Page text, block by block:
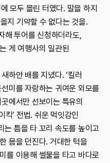
모두 몰린 터였다. 말을 하지
지 기약할 수 없다는 것을.
해 투어를 신청하더라도,
게 여행사의 일관된
하얀 배를 지녔다. ‘킬러
미를 자랑하는 귀여운 외모를
에서만 선보이는 특유의
킥’ 전법. 쉬운 먹잇감인
는 틈을 타 꼬리 속도를 높이고
몸을 던진다. 거대한 턱을
를 이용해 썰물을 타고 바다로